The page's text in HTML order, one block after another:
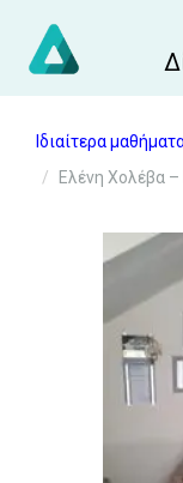
Ιδιαίτερα
Ελένη Χολέβα